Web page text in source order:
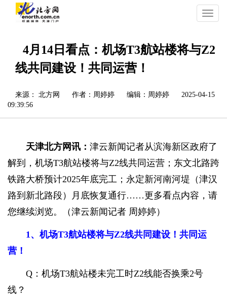
切
换
航
4月14日看点：机场T3航站楼将与Z2
线共同建设！共同运营！
来源： 北方网 作者：周婷婷 编辑：周婷婷
2025-04-15
09:39:56
天津北方网讯： 津云新闻记者从滨海新区政府了
解到，机场T3航站楼将与Z2线共同运营；东文北路跨
铁路大桥预计2025年底完工；永定新河南河堤（津汉
路到新北路段）月底恢复通行……更多看点内容，请
您继续浏览。（津云新闻记者 周婷婷）
1、机场T3航站楼将与Z2线共同建设！共同运
营！
Q：机场T3航站楼未完工时Z2线能否换乘2号
线？